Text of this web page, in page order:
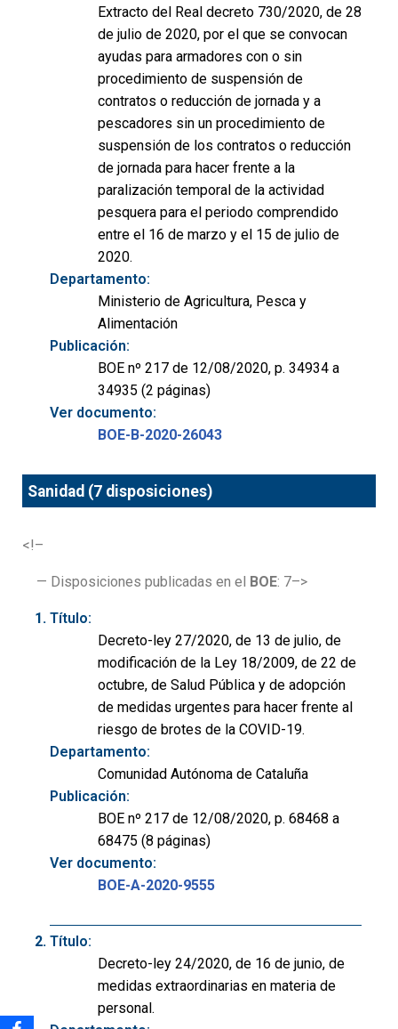
Extracto del Real decreto 730/2020, de 28
de julio de 2020, por el que se convocan
ayudas para armadores con o sin
procedimiento de suspensión de
contratos o reducción de jornada y a
pescadores sin un procedimiento de
suspensión de los contratos o reducción
de jornada para hacer frente a la
paralización temporal de la actividad
pesquera para el periodo comprendido
entre el 16 de marzo y el 15 de julio de
2020.
Departamento:
Ministerio de Agricultura, Pesca y
Alimentación
Publicación:
BOE nº 217 de 12/08/2020, p. 34934 a
34935 (2 páginas)
Ver documento:
BOE-B-2020-26043
Sanidad (7 disposiciones)
<!–
— Disposiciones publicadas en el BOE: 7–>
Título:
Decreto-ley 27/2020, de 13 de julio, de
modificación de la Ley 18/2009, de 22 de
octubre, de Salud Pública y de adopción
de medidas urgentes para hacer frente al
riesgo de brotes de la COVID-19.
Departamento:
Comunidad Autónoma de Cataluña
Publicación:
BOE nº 217 de 12/08/2020, p. 68468 a
68475 (8 páginas)
Ver documento:
BOE-A-2020-9555
Título:
Decreto-ley 24/2020, de 16 de junio, de
medidas extraordinarias en materia de
personal.